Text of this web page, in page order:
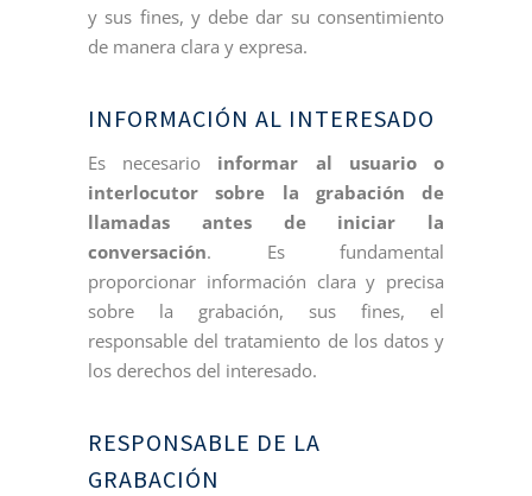
y sus fines, y debe dar su consentimiento
de manera clara y expresa.
INFORMACIÓN AL INTERESADO
Es necesario informar al usuario o
interlocutor sobre la grabación de
llamadas antes de iniciar la
conversación. Es fundamental
proporcionar información clara y precisa
sobre la grabación, sus fines, el
responsable del tratamiento de los datos y
los derechos del interesado.
RESPONSABLE DE LA
GRABACIÓN